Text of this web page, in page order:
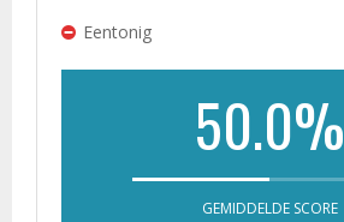
Eentonig
50.0%
GEMIDDELDE SCORE